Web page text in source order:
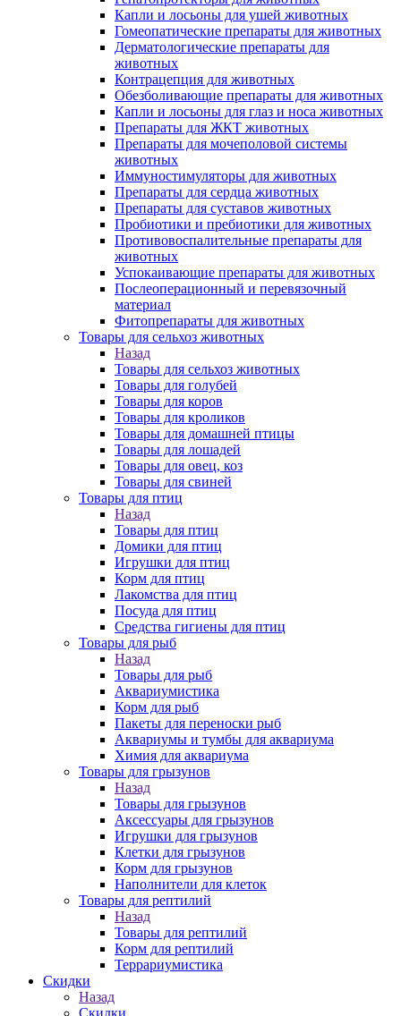
Капли и лосьоны для ушей животных
Гомеопатические препараты для животных
Дерматологические препараты для
животных
Контрацепция для животных
Обезболивающие препараты для животных
Капли и лосьоны для глаз и носа животных
Препараты для ЖКТ животных
Препараты для мочеполовой системы
животных
Иммуностимуляторы для животных
Препараты для сердца животных
Препараты для суставов животных
Пробиотики и пребиотики для животных
Противовоспалительные препараты для
животных
Успокаивающие препараты для животных
Послеоперационный и перевязочный
материал
Фитопрепараты для животных
Товары для сельхоз животных
Назад
Товары для сельхоз животных
Товары для голубей
Товары для коров
Товары для кроликов
Товары для домашней птицы
Товары для лошадей
Товары для овец, коз
Товары для свиней
Товары для птиц
Назад
Товары для птиц
Домики для птиц
Игрушки для птиц
Корм для птиц
Лакомства для птиц
Посуда для птиц
Средства гигиены для птиц
Товары для рыб
Назад
Товары для рыб
Аквариумистика
Корм для рыб
Пакеты для переноски рыб
Аквариумы и тумбы для аквариума
Химия для аквариума
Товары для грызунов
Назад
Товары для грызунов
Аксессуары для грызунов
Игрушки для грызунов
Клетки для грызунов
Корм для грызунов
Наполнители для клеток
Товары для рептилий
Назад
Товары для рептилий
Корм для рептилий
Террариумистика
Скидки
Назад
Скидки